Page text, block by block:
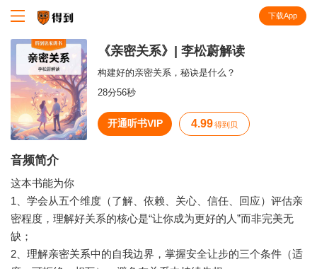
下载App
《亲密关系》| 李松蔚解读
构建好的亲密关系，秘诀是什么？
28分56秒
开通听书VIP 4.99 得到贝
音频简介
这本书能为你
1、学会从五个维度（了解、依赖、关心、信任、回应）评估亲
密程度，理解好关系的核心是“让你成为更好的人”而非完美无
缺；
2、理解亲密关系中的自我边界，掌握安全让步的三个条件（适